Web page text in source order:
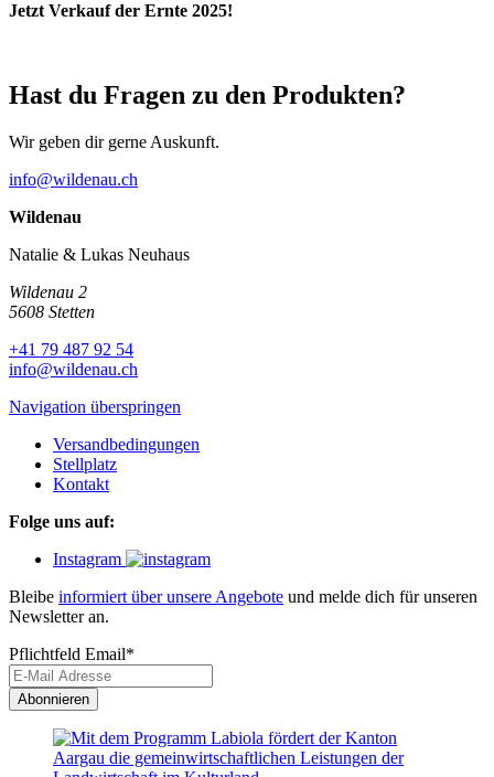
Jetzt Verkauf der Ernte 2025!
Hast du Fragen zu den Produkten?
Wir geben dir gerne Auskunft.
info@wildenau.ch
Wildenau
Natalie & Lukas Neuhaus
Wildenau 2
5608 Stetten
+41 79 487 92 54
info@wildenau.ch
Navigation überspringen
Versandbedingungen
Stellplatz
Kontakt
Folge uns auf:
Instagram
Bleibe informiert über unsere Angebote und melde dich für unseren
Newsletter an.
Pflichtfeld Email*
Abonnieren